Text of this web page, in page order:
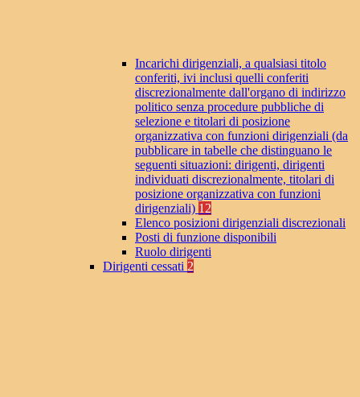
Incarichi dirigenziali, a qualsiasi titolo
conferiti, ivi inclusi quelli conferiti
discrezionalmente dall'organo di indirizzo
politico senza procedure pubbliche di
selezione e titolari di posizione
organizzativa con funzioni dirigenziali (da
pubblicare in tabelle che distinguano le
seguenti situazioni: dirigenti, dirigenti
individuati discrezionalmente, titolari di
posizione organizzativa con funzioni
dirigenziali) 12
Elenco posizioni dirigenziali discrezionali
Posti di funzione disponibili
Ruolo dirigenti
Dirigenti cessati 2